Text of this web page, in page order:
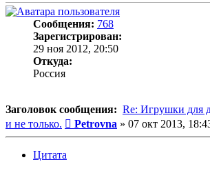
Сообщения: 768
Зарегистрирован:
29 ноя 2012, 20:50
Откуда:
Россия
Заголовок сообщения: Re: Игрушки для
и не только.
Сообщение
Petrovna » 07 окт 2013,
Цитата